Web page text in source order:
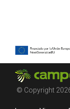
© Copyright